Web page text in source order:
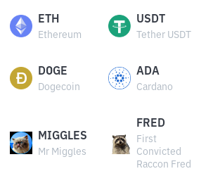
ETH
Ethereum
USDT
Tether USDT
DOGE
Dogecoin
ADA
Cardano
MIGGLES
Mr Miggles
FRED
First
Convicted
Raccon Fred